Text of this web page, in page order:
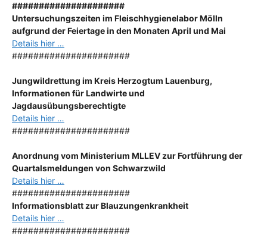
#####################
Untersuchungszeiten im Fleischhygienelabor Mölln
aufgrund der Feiertage in den Monaten April und Mai
Details hier …
######################
Jungwildrettung im Kreis Herzogtum Lauenburg,
Informationen für Landwirte und
Jagdausübungsberechtigte
Details hier …
######################
Anordnung vom Ministerium MLLEV zur Fortführung der
Quartalsmeldungen von Schwarzwild
Details hier …
######################
Informationsblatt zur Blauzungenkrankheit
Details hier …
######################